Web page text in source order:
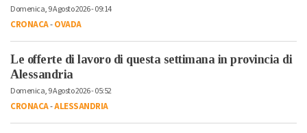
Domenica, 9 Agosto 2026 - 09:14
CRONACA-OVADA
Le offerte di lavoro di questa settimana in provincia di
Alessandria
Domenica, 9 Agosto 2026 - 05:52
CRONACA-ALESSANDRIA